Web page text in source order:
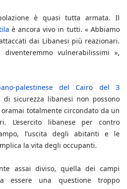
è quasi tutta armata. Il
è ancora vivo in tutti. « Abbiamo
dai Libanesi più reazionari.
vulnerabilissimi »,
palestinese del Cairo del 3
sicurezza libanesi non possono
totalmente circondato da un
L’esercito libanese per contro
l’uscita degli abitanti e le
la vita degli occupanti.
assai diviso, quella dei campi
essere una questione troppo